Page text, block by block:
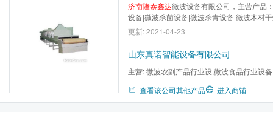
济南隆泰鑫达微波设备有限公司，主营产品
设备|微波杀菌设备|微波杀青设备|微波木材
干设备|微波金银花干燥杀青设备|微波低温
质，卓越服务，让利客户促进隆泰常规设备
更新: 2021-04-23
山东真诺智能设备有限公司
主营:微波农副产品行业设,微波食品行业设
查看该公司其他产品 进入商铺